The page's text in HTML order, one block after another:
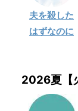
夫を殺した
はずなのに
2026夏【